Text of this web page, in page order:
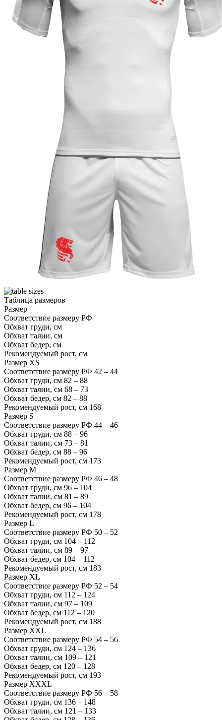
Таблица размеров
Размер
Соответствие размеру РФ
Обхват груди, см
Обхват талии, см
Обхват бедер, см
Рекомендуемый рост, см
Размер XS
Соответствие размеру РФ 42 – 44
Обхват груди, см 82 – 88
Обхват талии, см 68 – 73
Обхват бедер, см 82 – 88
Рекомендуемый рост, см 168
Размер S
Соответствие размеру РФ 44 – 46
Обхват груди, см 88 – 96
Обхват талии, см 73 – 81
Обхват бедер, см 88 – 96
Рекомендуемый рост, см 173
Размер M
Соответствие размеру РФ 46 – 48
Обхват груди, см 96 – 104
Обхват талии, см 81 – 89
Обхват бедер, см 96 – 104
Рекомендуемый рост, см 178
Размер L
Соответствие размеру РФ 50 – 52
Обхват груди, см 104 – 112
Обхват талии, см 89 – 97
Обхват бедер, см 104 – 112
Рекомендуемый рост, см 183
Размер XL
Соответствие размеру РФ 52 – 54
Обхват груди, см 112 – 124
Обхват талии, см 97 – 109
Обхват бедер, см 112 – 120
Рекомендуемый рост, см 188
Размер XXL
Соответствие размеру РФ 54 – 56
Обхват груди, см 124 – 136
Обхват талии, см 109 – 121
Обхват бедер, см 120 – 128
Рекомендуемый рост, см 193
Размер XXXL
Соответствие размеру РФ 56 – 58
Обхват груди, см 136 – 148
Обхват талии, см 121 – 133